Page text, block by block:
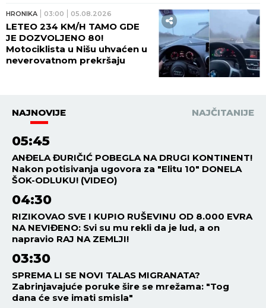
HRONIKA 03:00 05.08.2026
LETEO 234 KM/H TAMO GDE
JE DOZVOLJENO 80!
Motociklista u Nišu uhvaćen u
neverovatnom prekršaju
NAJNOVIJE NAJČITANIJE
05:45
ANĐELA ĐURIČIĆ POBEGLA NA DRUGI KONTINENT!
Nakon potisivanja ugovora za "Elitu 10" DONELA
ŠOK-ODLUKU! (VIDEO)
04:30
RIZIKOVAO SVE I KUPIO RUŠEVINU OD 8.000 EVRA
NA NEVIĐENO: Svi su mu rekli da je lud, a on
napravio RAJ NA ZEMLJI!
03:30
SPREMA LI SE NOVI TALAS MIGRANATA?
Zabrinjavajuće poruke šire se mrežama: "Tog
dana će sve imati smisla"